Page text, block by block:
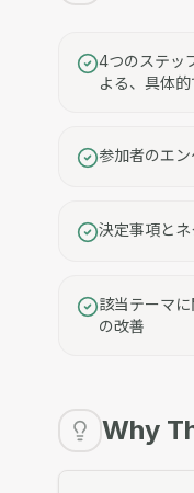
4つのステッ
よる、具体
参加者のエ
決定事項と
該当テーマ
の改善
Why